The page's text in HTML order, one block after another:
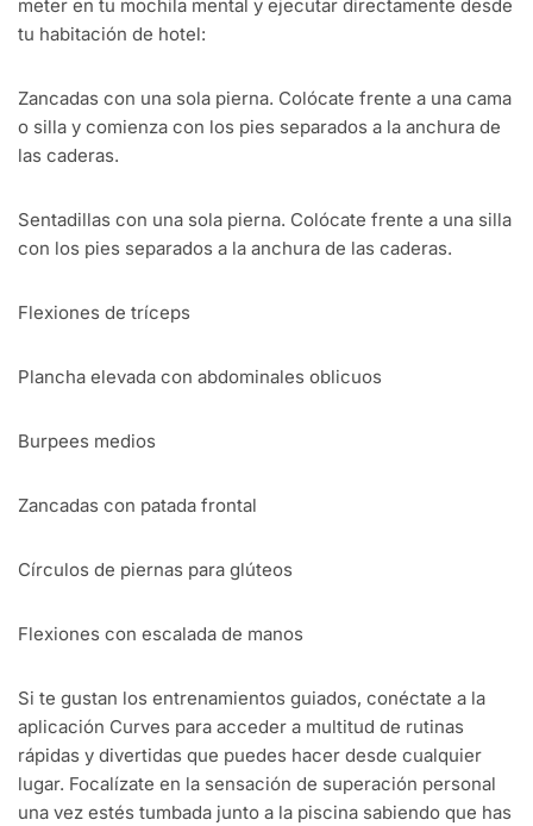
meter en tu mochila mental y ejecutar directamente desde
tu habitación de hotel:
Zancadas con una sola pierna. Colócate frente a una cama
o silla y comienza con los pies separados a la anchura de
las caderas.
Sentadillas con una sola pierna. Colócate frente a una silla
con los pies separados a la anchura de las caderas.
Flexiones de tríceps
Plancha elevada con abdominales oblicuos
Burpees medios
Zancadas con patada frontal
Círculos de piernas para glúteos
Flexiones con escalada de manos
Si te gustan los entrenamientos guiados, conéctate a la
aplicación Curves para acceder a multitud de rutinas
rápidas y divertidas que puedes hacer desde cualquier
lugar. Focalízate en la sensación de superación personal
una vez estés tumbada junto a la piscina sabiendo que has